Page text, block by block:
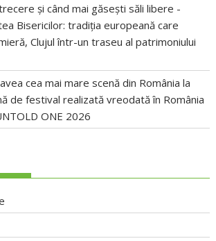
și când mai găsești săli libere -
Bisericilor: tradiția europeană care
Clujul într-un traseu al patrimoniului
cea mai mare scenă din România la
de festival realizată vreodată în România
ONE 2026